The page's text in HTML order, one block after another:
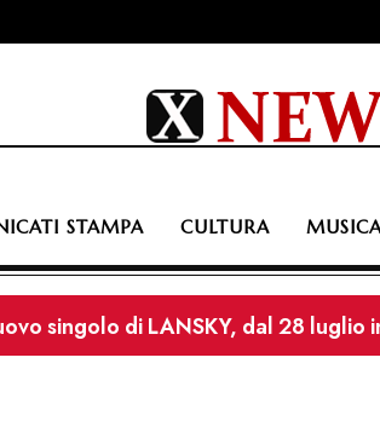
STAMPA CULTURA
singolo di LANSKY, dal 28 luglio
e Lello Analfino: il nuovo
di “Ghost of Ninive”